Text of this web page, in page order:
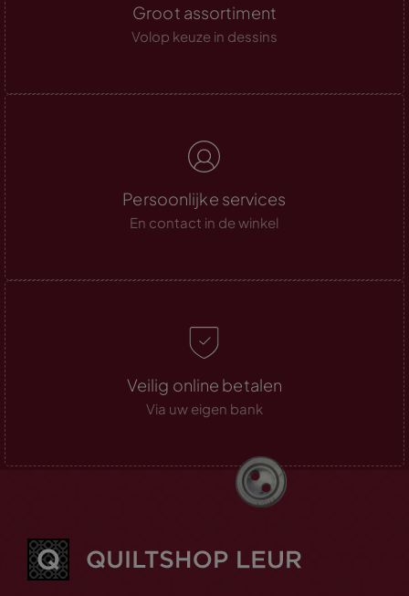
Groot assortiment
Volop keuze in dessins
Persoonlijke services
En contact in de winkel
Veilig online betalen
Via uw eigen bank